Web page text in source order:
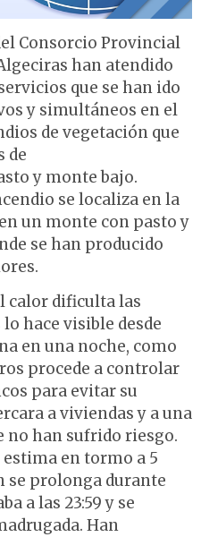
Consorcio Provincial
han atendido
que se han ido
y simultáneos en el
de vegetación que
de
y monte bajo.
se localiza en la
un monte con pasto y
se han producido
calor dificulta las
hace visible desde
en una noche, como
procede a controlar
para evitar su
a viviendas y a una
no han sufrido riesgo.
en tormo a 5
se prolonga durante
a las 23:59 y se
Han